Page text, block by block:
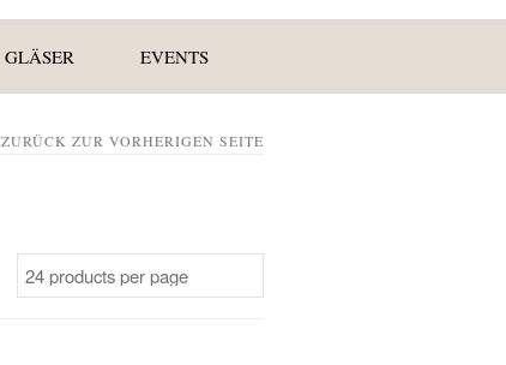
GLÄSER EVENTS
ZURÜCK ZUR VORHERIGEN SEITE